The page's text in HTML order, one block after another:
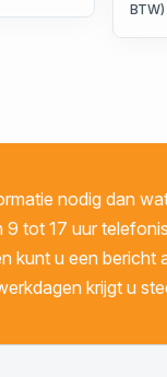
BTW)
nodig dan
tot 17 uur
kunt u een bericht
krijgt u